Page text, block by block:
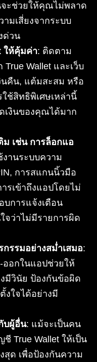
ะช่วยให้คุณไม่พลาด
มเสี่ยงจากระบบ
ด่วน
ให้คุ้มค่า: ติดตาม
Wallet และเว็บ
นคืน, แต้มสะสม หรือ
ช้สิทธิพิเศษเหล่านี้
เงินของคุณได้มาก
ม เช่น การล็อกแอ
งานระบบความ
การสแกนนิ้วมือ
รเข้าถึงแอปโดยไม่
การแจ้งเตือน
จว่าไม่มีรายการผิด
รรมอย่างสม่ำเสมอ:
ออกในแอปช่วยให้
มีวินัย ป้องกันข้อผิด
งใจได้อย่างมี
บผู้อื่น: แม้จะเป็นคน
True Wallet ให้เป็น
สุด เพื่อป้องกันความ